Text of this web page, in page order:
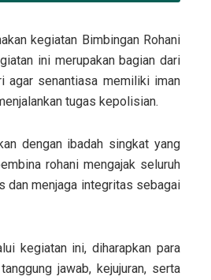
kegiatan Bimbingan Rohani
ini merupakan bagian dari
agar senantiasa memiliki iman
tugas kepolisian.
dengan ibadah singkat yang
rohani mengajak seluruh
dan menjaga integritas sebagai
kegiatan ini, diharapkan para
jawab, kejujuran, serta